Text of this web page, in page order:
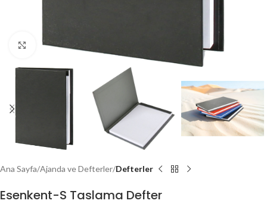
Click to enlarge
Ana Sayfa Ajanda ve Defterler Defterler
Esenkent-S Taslama Defter